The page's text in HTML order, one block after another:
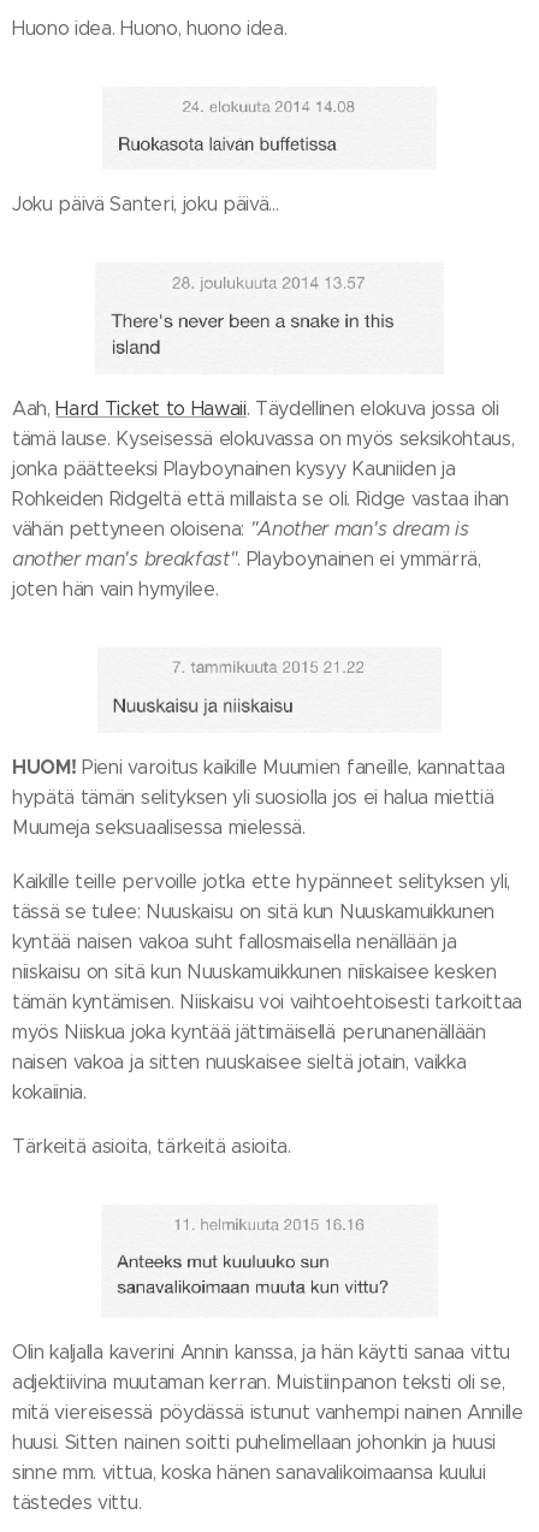
Huono idea. Huono, huono idea.
Joku päivä Santeri, joku päivä…
Aah, Hard Ticket to Hawaii. Täydellinen elokuva jossa oli
tämä lause. Kyseisessä elokuvassa on myös seksikohtaus,
jonka päätteeksi Playboynainen kysyy Kauniiden ja
Rohkeiden Ridgeltä että millaista se oli. Ridge vastaa ihan
vähän pettyneen oloisena: "Another man's dream is
another man's breakfast". Playboynainen ei ymmärrä,
joten hän vain hymyilee.
HUOM! Pieni varoitus kaikille Muumien faneille, kannattaa
hypätä tämän selityksen yli suosiolla jos ei halua miettiä
Muumeja seksuaalisessa mielessä.
Kaikille teille pervoille jotka ette hypänneet selityksen yli,
tässä se tulee: Nuuskaisu on sitä kun Nuuskamuikkunen
kyntää naisen vakoa suht fallosmaisella nenällään ja
niiskaisu on sitä kun Nuuskamuikkunen niiskaisee kesken
tämän kyntämisen. Niiskaisu voi vaihtoehtoisesti tarkoittaa
myös Niiskua joka kyntää jättimäisellä perunanenällään
naisen vakoa ja sitten nuuskaisee sieltä jotain, vaikka
kokaiinia.
Tärkeitä asioita, tärkeitä asioita.
Olin kaljalla kaverini Annin kanssa, ja hän käytti sanaa vittu
adjektiivina muutaman kerran. Muistiinpanon teksti oli se,
mitä viereisessä pöydässä istunut vanhempi nainen Annille
huusi. Sitten nainen soitti puhelimellaan johonkin ja huusi
sinne mm. vittua, koska hänen sanavalikoimaansa kuului
tästedes vittu.